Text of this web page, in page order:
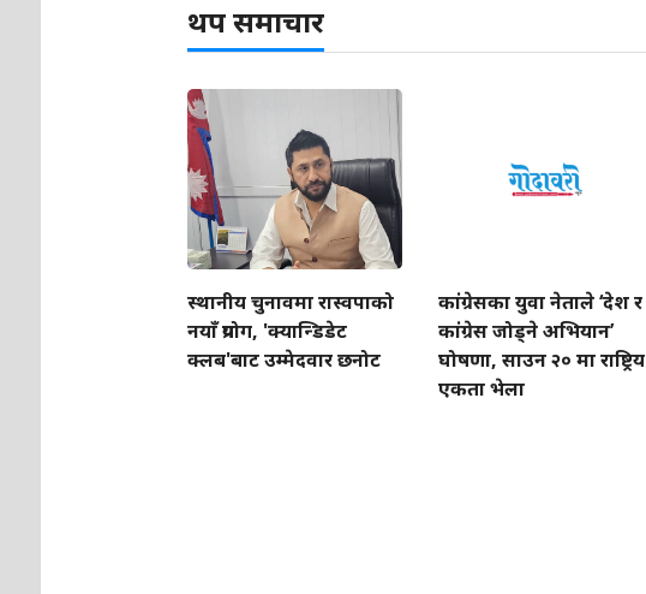
थप समाचार
स्थानीय चुनावमा रास्वपाको
नयाँ प्रयोग, 'क्यान्डिडेट
क्लब'बाट उम्मेदवार छनोट
कांग्रेसका युवा नेताले ‘देश र
कांग्रेस जोड्ने अभियान’
घोषणा, साउन २० मा राष्ट्रिय
एकता भेला